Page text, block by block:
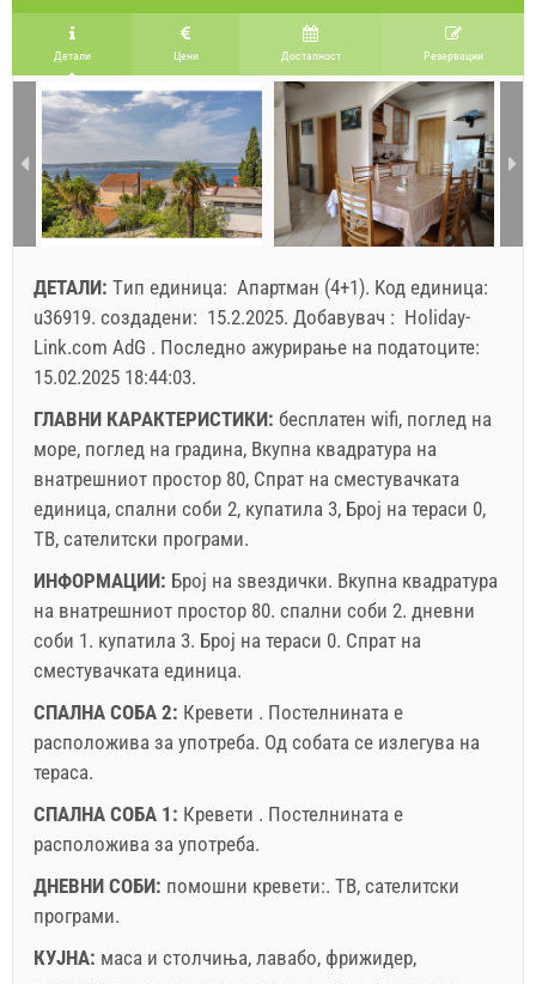
Детали Цени Достапност Pезервации
ДЕТАЛИ: Tип единица: Апартман (4+1). Kод единица:
u36919. создадени: 15.2.2025. Добавувач : Holiday-
Link.com AdG . Последно ажурирање на податоците:
15.02.2025 18:44:03.
ГЛАВНИ КАРАКТЕРИСТИКИ: бесплатен wifi, поглед на
море, поглед на градина, Вкупна квадратура на
внатрешниот простор 80, Спрат на сместувачката
единица, спални соби 2, купатила 3, Број на тераси 0,
ТВ, сателитски програми.
ИНФОРМАЦИИ: Број на ѕвездички. Вкупна квадратура
на внатрешниот простор 80. спални соби 2. дневни
соби 1. купатила 3. Број на тераси 0. Спрат на
сместувачката единица.
СПАЛНА СОБА 2: Кревети . Постелнината е
расположива за употреба. Од собата се излегува на
тераса.
СПАЛНА СОБА 1: Кревети . Постелнината е
расположива за употреба.
ДНЕВНИ СОБИ: помошни кревети:. ТВ, сателитски
програми.
КУЈНА: маса и столчиња, лавабо, фрижидер,